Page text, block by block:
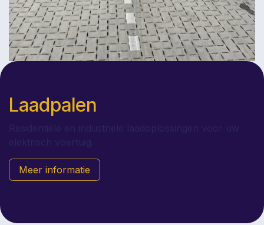
Laadpalen
Meer informatie